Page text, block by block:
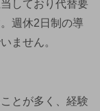
しており代替要
週休2日制の導
ません。
とが多く、経験